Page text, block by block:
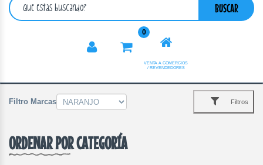
BUSCAR
0
VENTA A COMERCIOS
/ REVENDEDORES
Filtro Marcas Filtros
ORDENAR POR CATEGORÍA